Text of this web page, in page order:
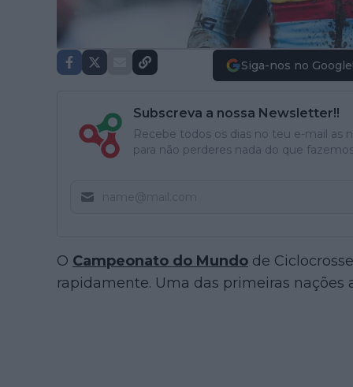
Siga-nos no Google!
Subscreva a nossa Newsletter!!
Recebe todos os dias no teu e-mail as
para não perderes nada do que
O Campeonato do Mundo de
rapidamente. Uma das primeiras nações